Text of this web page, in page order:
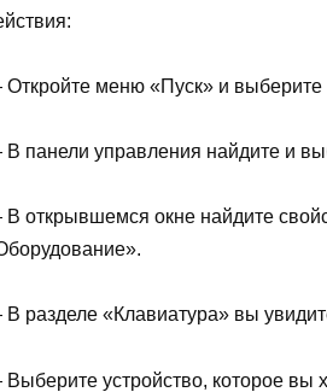
меню «Пуск» и выберите
панели управления найдите и
открывшемся окне найдите
разделе «Клавиатура» вы
устройство, которое вы